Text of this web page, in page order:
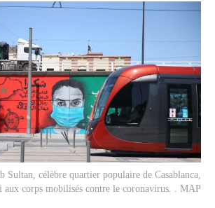
Sultan, célèbre quartier populaire de Casablanca,
aux corps mobilisés contre le coronavirus. . MAP